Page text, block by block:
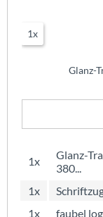
1x
Glanz-
1x
Glanz-
380...
1x
1x
faubel